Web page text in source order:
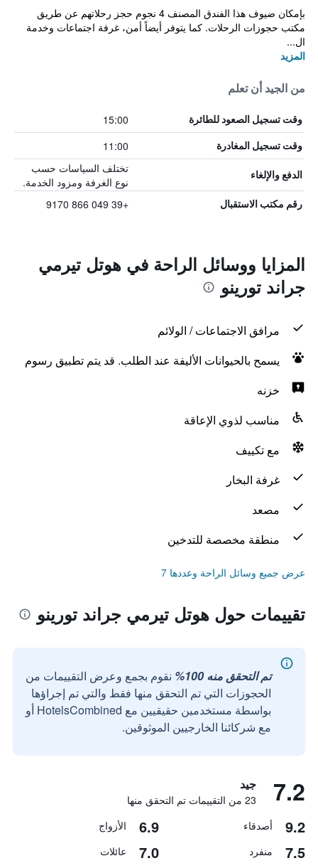
بإمكان ضيوف هذا الفندق المصنف 4 نجوم حجز رحلاتهم عن طريق
مكتب حجوزات الرحلات. كما يتوفر أيضاً أمن، غرفة اجتماعات وخدمة
ال...
المزيد
من الجيد أن تعلم
وقت تسجيل الصعود للطائرة 15:00
وقت تسجيل المغادرة 11:00
الدفع والإلغاء
تختلف السياسات حسب
نوع الغرفة ومزود الخدمة.
رقم مكتب الاستقبال +39 049 866 9170
المزايا ووسائل الراحة في هوتل تيرمي
جراند تورينو
مرافق الاجتماعات / الولائم
يسمح بالحيوانات الأليفة عند الطلب. قد يتم تطبيق رسوم
خزنه
مناسب لذوي الإعاقة
مع تكييف
غرفة البخار
مصعد
منطقة مخصصة للتدخين
عرض جميع وسائل الراحة وعددها 7
تقييمات حول هوتل تيرمي جراند تورينو
تم التحقق منه 100%
نقوم بجمع وعرض التقييمات من
الحجوزات التي تم التحقق منها فقط والتي تم إجراؤها
بواسطة مستخدمين حقيقيين مع HotelsCombined أو
مع شركائنا الخارجيين الموثوقين.
7.2 جيد
23 من التقييمات تم التحقق منها
9.2 أصدقاء 6.9 الأزواج
7.5 منفرد 7.0 عائلات